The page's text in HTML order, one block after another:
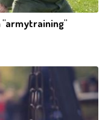
"armytraining"